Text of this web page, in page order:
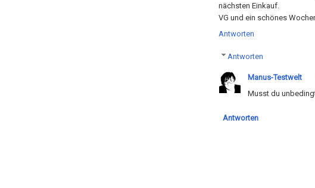
nächsten Einkauf.
VG und ein schönes
Antworten
Antworten
Manus-Testwelt
Musst du
Antworten